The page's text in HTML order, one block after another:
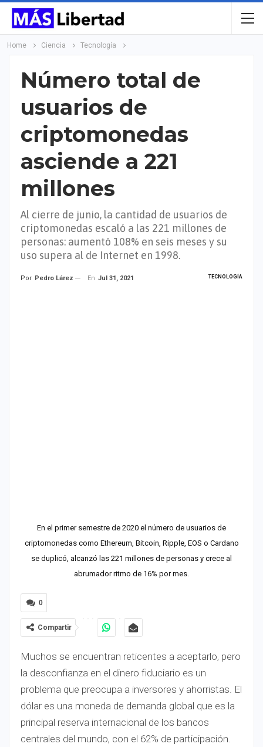
Home Ciencia Tecnología
Número total de
usuarios de
criptomonedas
asciende a 221
millones
Al cierre de junio, la cantidad de usuarios de
criptomonedas escaló a las 221 millones de
personas: aumentó 108% en seis meses y su
uso supera al de Internet en 1998.
TECNOLOGÍA
Por Pedro Lárez En Jul 31, 2021
En el primer semestre de 2020 el número de usuarios de
criptomonedas como Ethereum, Bitcoin, Ripple, EOS o Cardano
se duplicó, alcanzó las 221 millones de personas y crece al
abrumador ritmo de 16% por mes.
0
Compartir
Muchos se encuentran reticentes a aceptarlo, pero
la desconfianza en el dinero fiduciario es un
problema que preocupa a inversores y ahorristas. El
dólar es una moneda de demanda global que es la
principal reserva internacional de los bancos
centrales del mundo, con el 62% de participación.